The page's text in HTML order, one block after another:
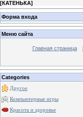
[КАТЕНЬКА]
Форма входа
Меню сайта
Главная страница
Categories
Другое
Компьютерные игры
Красота и здоровье